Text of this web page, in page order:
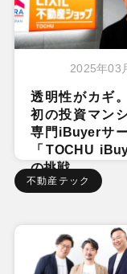
2025年03
透明性がカギ
初の投資マン
専門iBuyerサ
「TOCHU
の挑戦
不動産テック